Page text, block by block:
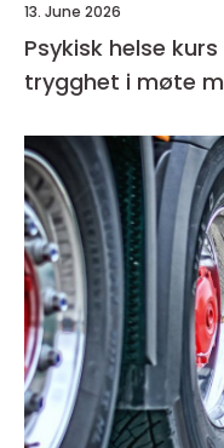
13. June 2026
Psykisk helse kurs kunnskap som gir
trygghet i møte